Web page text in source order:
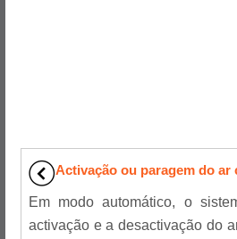
Activação ou paragem do ar
Em modo automático, o
activação e a desactivação do